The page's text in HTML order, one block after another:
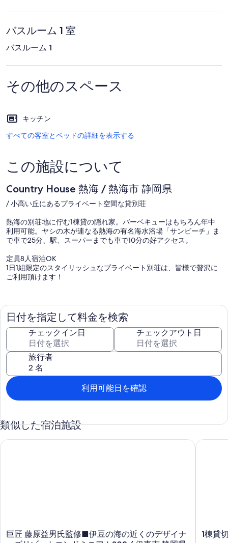
バスルーム 1 室
バスルーム 1
その他のスペース
キッチン
すべての客室とベッドの詳細を表示する
この施設について
Country House 熱海 / 熱海市 静岡県
/ 小高い丘にあるプライベート空間な貸別荘
熱海の別荘地に佇む1棟貸の隠れ家。バーベキューはもちろん年中
利用可能。ヤシの木が連なる熱海の有名海水浴場「サンビーチ」ま
で車で25分、駅、スーパーまでも車で10分の好アクセス。
定員8人宿泊OK
1日1組限定のスタイリッシュなプライベート別荘は、皆様で贅沢に
ご利用頂けます！
山の高台から大自然を堪能出来ます。高台からの夜空、星の絶景を
眺め、バーベキューを最大限に楽しめます。非日常空間、癒しの空
間をどうぞ。
BBQは年中無休
炭や調理器具・食器類は無料でご用意してますので、食材の持込み
のみでOK！
普段味わえない贅沢な空間で、バーベキューをお楽しみ頂けます。
海まで10分
長浜海水浴場で車で15分、熱海サンビーチや宇佐美海水浴場まで25
レジャー
マリンスポーツのみならず伊東市・熱海市はみかん狩りでも有名
日付を指定して料金を検索
チェックイン日 チェックアウト日
旅行者
利用可能日を確認
類似した宿泊施設
巨
巨匠 藤原益男氏監修■伊豆の海の近くのデザイナ
巨匠 藤原益男氏監修■伊豆の海の近くのデザイナーズリゾー
11棟貸
1棟貸切